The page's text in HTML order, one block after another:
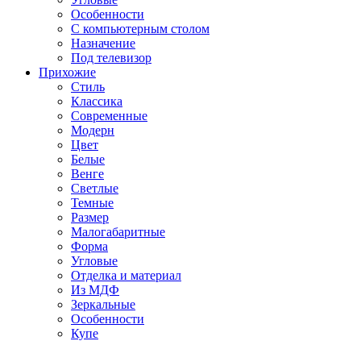
Особенности
С компьютерным столом
Назначение
Под телевизор
Прихожие
Стиль
Классика
Современные
Модерн
Цвет
Белые
Венге
Светлые
Темные
Размер
Малогабаритные
Форма
Угловые
Отделка и материал
Из МДФ
Зеркальные
Особенности
Купе